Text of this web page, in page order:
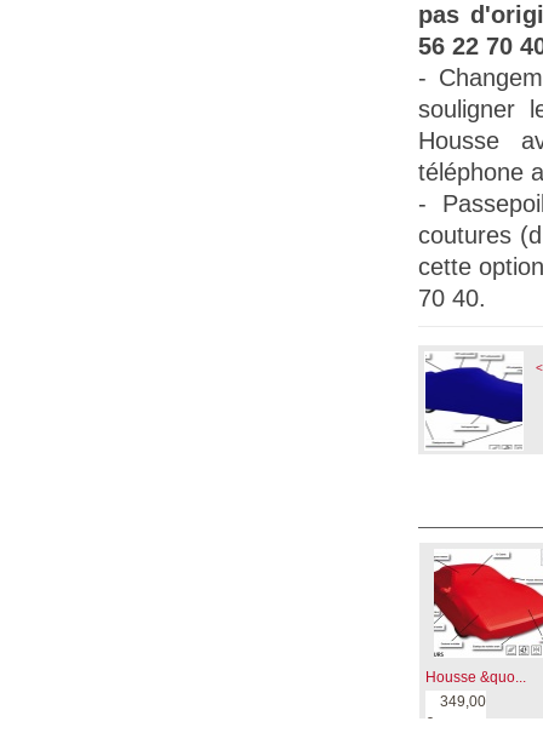
pas
56 22 70
-
souligner
Housse
téléphone
-
coutures
cette
70 40.
Housse &quo...
349,00
€